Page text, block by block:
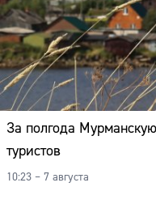
За полгода
туристов
10:23 – 7 августа